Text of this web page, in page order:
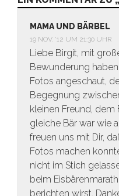
MAMA UND BÄRBEL
19 NOV. ’12 UM 21:30 UHR
Liebe Birgit, mit
Bewunderung
Fotos angeschaut,
Begegnung
kleinen Freund,
gleiche Bär war wie
freuen uns mit Dir,
Fotos machen
nicht im Stich
beim
berichten wirst.